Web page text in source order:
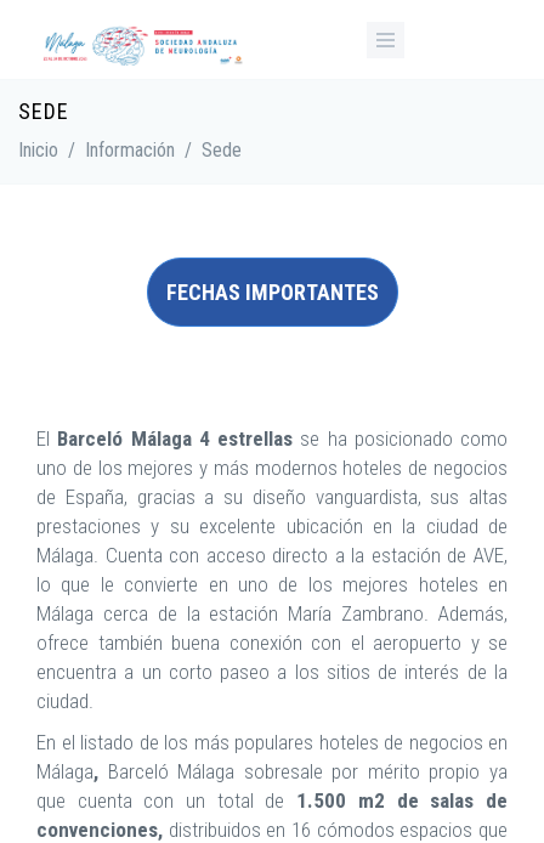
SEDE
Inicio / Información / Sede
FECHAS IMPORTANTES
El Barceló Málaga 4 estrellas se ha posicionado como
uno de los mejores y más modernos hoteles de negocios
de España, gracias a su diseño vanguardista, sus altas
prestaciones y su excelente ubicación en la ciudad de
Málaga. Cuenta con acceso directo a la estación de AVE,
lo que le convierte en uno de los mejores hoteles en
Málaga cerca de la estación María Zambrano. Además,
ofrece también buena conexión con el aeropuerto y se
encuentra a un corto paseo a los sitios de interés de la
ciudad.
En el listado de los más populares hoteles de negocios en
Málaga, Barceló Málaga sobresale por mérito propio ya
que cuenta con un total de 1.500 m2 de salas de
convenciones, distribuidos en 16 cómodos espacios que